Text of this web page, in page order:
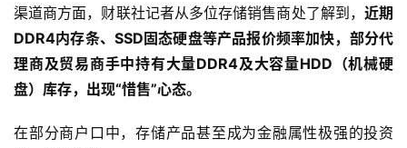
渠道商方面，财联社记者从多位存储销售商处了解到， 近期
DDR4内存条、SSD固态硬盘等产品报价频率加快，部分代
理商及贸易商手中持有大量DDR4及大容量HDD（机械硬
盘）库存，出现“惜售”心态。
在部分商户口中，存储产品甚至成为金融属性极强的投资